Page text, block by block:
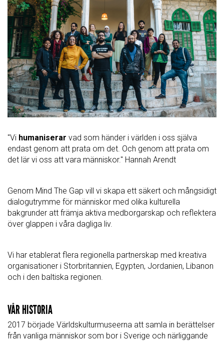
"Vi humaniserar vad som händer i världen i oss själva
endast genom att prata om det. Och genom att prata om
det lär vi oss att vara människor." Hannah Arendt
Genom Mind The Gap vill vi skapa ett säkert och mångsidigt
dialogutrymme för människor med olika kulturella
bakgrunder att främja aktiva medborgarskap och reflektera
över glappen i våra dagliga liv.
Vi har etablerat flera regionella partnerskap med kreativa
organisationer i Storbritannien, Egypten, Jordanien, Libanon
och i den baltiska regionen.
VÅR HISTORIA
2017 började Världskulturmuseerna att samla in berättelser
från vanliga människor som bor i Sverige och närliggande